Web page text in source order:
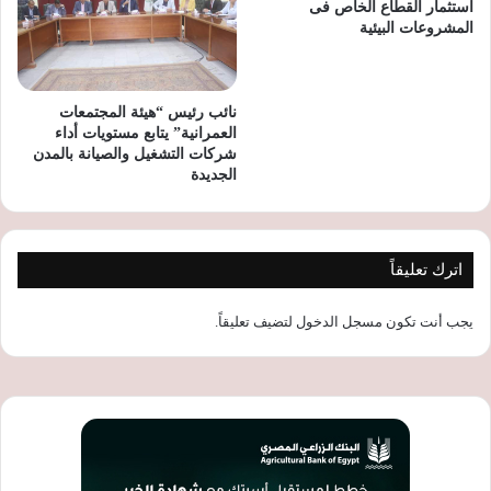
استثمار القطاع الخاص فى
المشروعات البيئية
نائب رئيس “هيئة المجتمعات
العمرانية” يتابع مستويات أداء
شركات التشغيل والصيانة بالمدن
الجديدة
اترك تعليقاً
يجب أنت تكون مسجل الدخول لتضيف تعليقاً.